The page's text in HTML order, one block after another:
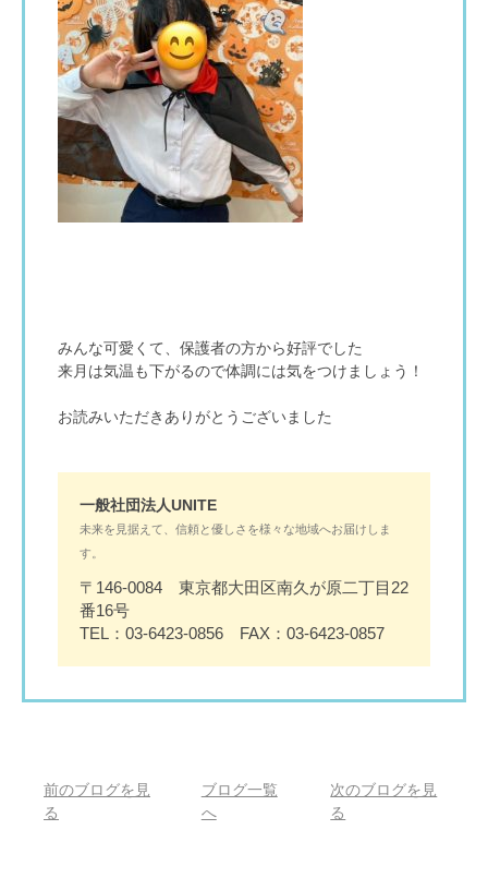
みんな可愛くて、保護者の方から好評でした
来月は気温も下がるので体調には気をつけましょう！
お読みいただきありがとうございました
一般社団法人UNITE
未来を見据えて、信頼と優しさを様々な地域へお届けしま
す。
〒146-0084 東京都大田区南久が原二丁目22
番16号
TEL：03-6423-0856 FAX：03-6423-0857
前のブログを見
る
ブログ一覧
へ
次のブログを見
る